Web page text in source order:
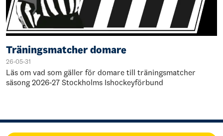
Träningsmatcher domare
26-05-31
Läs om vad som gäller för domare till träningsmatcher
säsong 2026-27 Stockholms Ishockeyförbund